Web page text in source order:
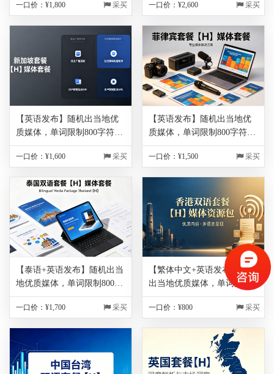
取200元，不满100单词按100
翻译，保底链接200家！！！
一口价：¥1,800 采买
词，额外收取200元，不满
片免费1张，包翻译，保底链
接200家！！！
一口价：¥2,600 采买
【英语发布】随机出当地优
质媒体，单词限制800字符以
内（每超出100单词，额外收
取200元，不满100单词按100
翻译，保底链接200家！！！
一口价：¥1,600 采买
【英语发布】随机出当地优
质媒体，单词限制800字符以
内（每超出100单词，额外收
取200元，不满100单词按100
一口价：¥1,500 采买
【泰语+英语发布】随机出当
地优质媒体，单词限制800字
符以内（每超出100单词，额
外收取200元，不满100单词
家！！！
一口价：¥1,700 采买
【繁体中文+英语发布】随机
出当地优质媒体，单词限制
800字符以内（每超出100单
词，额外收取200元，不满
片免费1张，包翻译，保底链
一口价：¥800 采买